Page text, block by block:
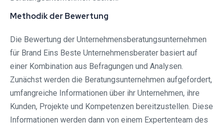
Methodik der Bewertung
Die Bewertung der Unternehmensberatungsunternehmen
für Brand Eins Beste Unternehmensberater basiert auf
einer Kombination aus Befragungen und Analysen.
Zunächst werden die Beratungsunternehmen aufgefordert,
umfangreiche Informationen über ihr Unternehmen, ihre
Kunden, Projekte und Kompetenzen bereitzustellen. Diese
Informationen werden dann von einem Expertenteam des